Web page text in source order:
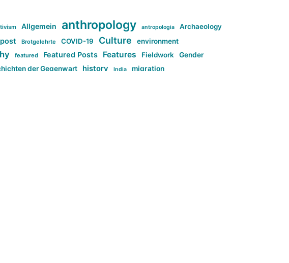
Allgemein anthropology antropologia Archaeology
Brotgelehrte COVID-19 Culture environment
featured Featured Posts Features Fieldwork Gender
der Gegenwart history India migration